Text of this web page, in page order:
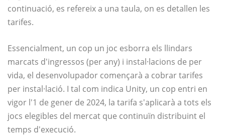
continuació, es refereix a una taula, on es detallen les
tarifes.
Essencialment, un cop un joc esborra els llindars
marcats d'ingressos (per any) i instal·lacions de per
vida, el desenvolupador començarà a cobrar tarifes
per instal·lació. I tal com indica Unity, un cop entri en
vigor l'1 de gener de 2024, la tarifa s'aplicarà a tots els
jocs elegibles del mercat que continuïn distribuint el
temps d'execució.